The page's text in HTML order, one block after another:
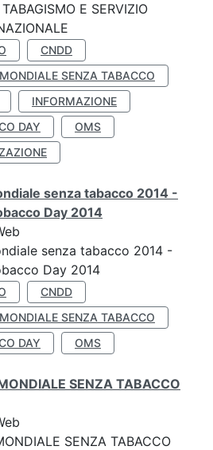
E SERVIZIO
CNDD
SENZA TABACCO
INFORMAZIONE
DAY
OMS
senza tabacco 2014 -
Day 2014
senza tabacco 2014 -
Day 2014
CNDD
SENZA TABACCO
DAY
OMS
SENZA TABACCO
SENZA TABACCO